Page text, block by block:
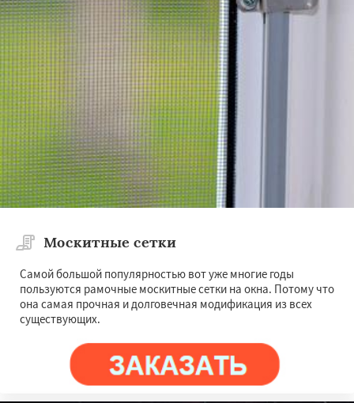
Москитные сетки
Самой большой популярностью вот уже многие годы
пользуются рамочные москитные сетки на окна. Потому что
она самая прочная и долговечная модификация из всех
существующих.